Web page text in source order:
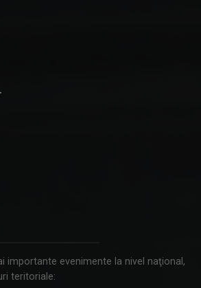
importante evenimente la nivel naţional,
teritoriale: